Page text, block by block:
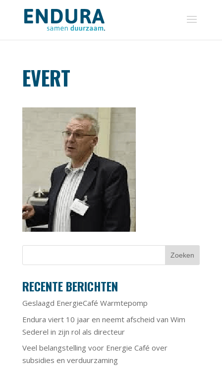
EVERT
RECENTE BERICHTEN
Geslaagd EnergieCafé Warmtepomp
Endura viert 10 jaar en neemt afscheid van Wim
Sederel in zijn rol als directeur
Veel belangstelling voor Energie Café over
subsidies en verduurzaming